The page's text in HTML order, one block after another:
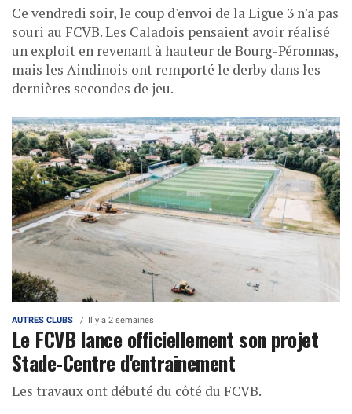
Ce vendredi soir, le coup d'envoi de la Ligue 3 n'a pas
souri au FCVB. Les Caladois pensaient avoir réalisé
un exploit en revenant à hauteur de Bourg-Péronnas,
mais les Aindinois ont remporté le derby dans les
dernières secondes de jeu.
AUTRES CLUBS Il y a 2 semaines
Le FCVB lance officiellement son projet
Stade-Centre d'entrainement
Les travaux ont débuté du côté du FCVB.